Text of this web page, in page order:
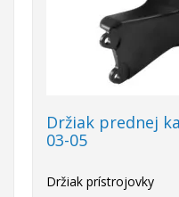
Držiak prednej
03-05
Držiak prístrojovky